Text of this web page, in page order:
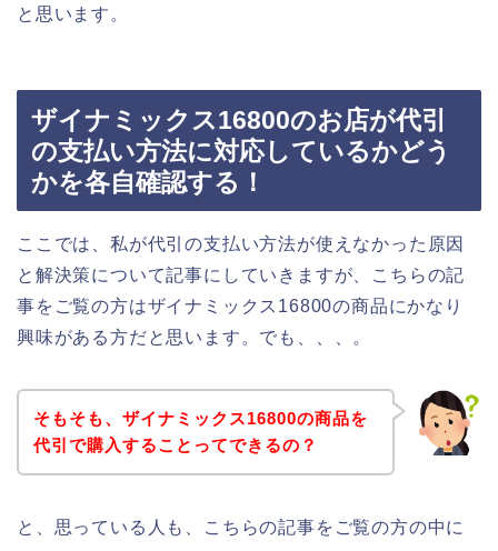
と思います。
ザイナミックス16800のお店が代引
の支払い方法に対応しているかどう
かを各自確認する！
ここでは、私が代引の支払い方法が使えなかった原因
と解決策について記事にしていきますが、こちらの記
事をご覧の方はザイナミックス16800の商品にかなり
興味がある方だと思います。でも、、、。
そもそも、ザイナミックス16800の商品を
代引で購入することってできるの？
と、思っている人も、こちらの記事をご覧の方の中に